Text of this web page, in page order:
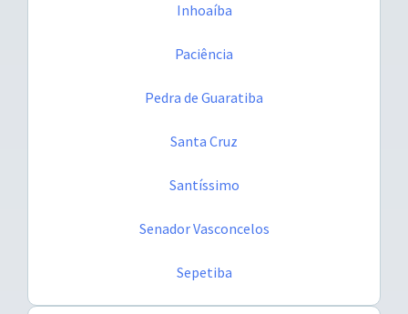
Inhoaíba
Paciência
Pedra de Guaratiba
Santa Cruz
Santíssimo
Senador Vasconcelos
Sepetiba